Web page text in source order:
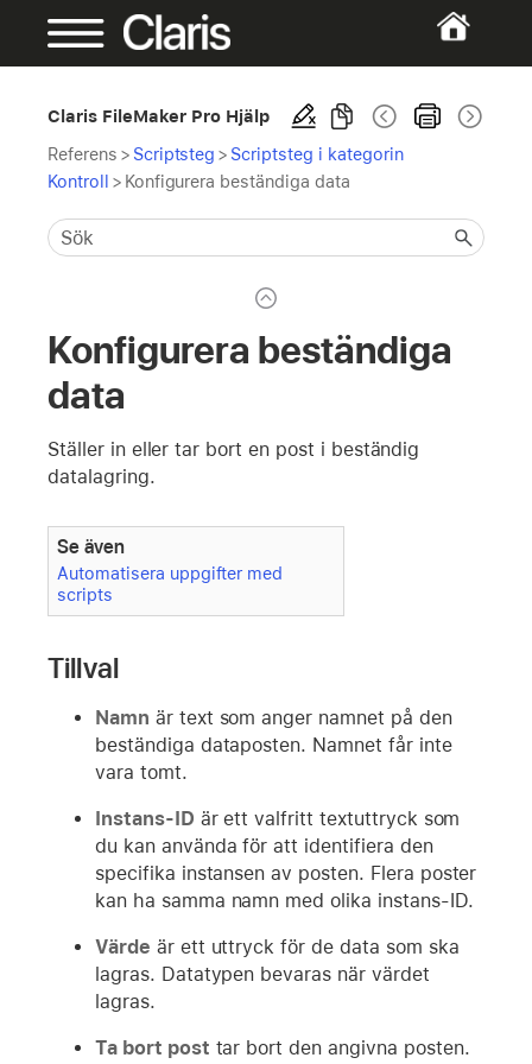
Claris FileMaker Pro Hjälp
Referens > Scriptsteg > Scriptsteg i kategorin
Kontroll > Konfigurera beständiga data
Konfigurera beständiga
data
Ställer in eller tar bort en post i beständig
datalagring.
Se även
Automatisera uppgifter med
scripts
Tillval
Namn är text som anger namnet på den
beständiga dataposten. Namnet får inte
vara tomt.
Instans-ID är ett valfritt textuttryck som
du kan använda för att identifiera den
specifika instansen av posten. Flera poster
kan ha samma namn med olika instans-ID.
Värde är ett uttryck för de data som ska
lagras. Datatypen bevaras när värdet
lagras.
Ta bort post tar bort den angivna posten.